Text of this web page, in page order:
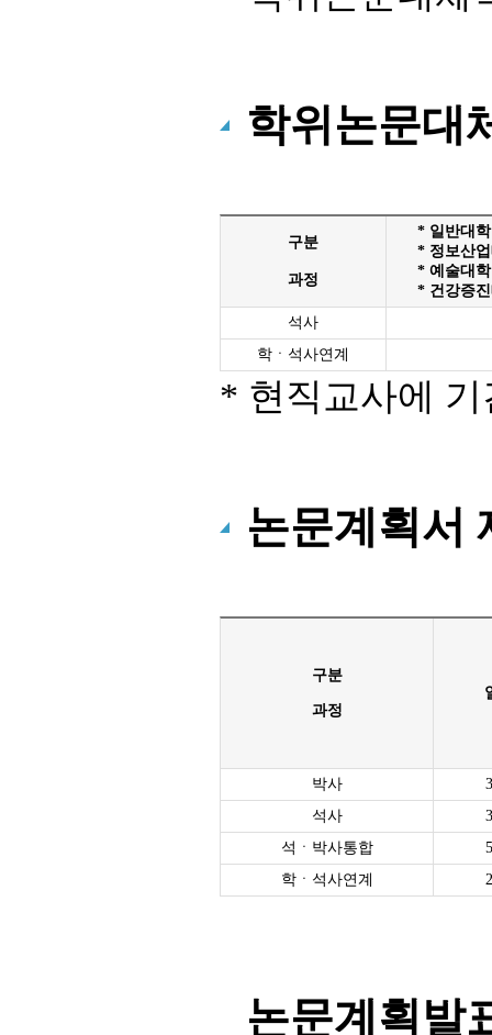
학위논문대
구분
과정
* 일반대
* 정보산업
* 예술대
* 건강증진
석사
학ㆍ석사연계
* 현직교사에
논문계획서
구분
과정
박사
석사
석ㆍ박사통합
학ㆍ석사연계
논문계획발